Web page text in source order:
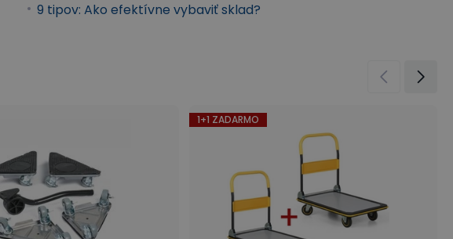
9 tipov: Ako efektívne vybaviť sklad?
1+1 ZADARMO